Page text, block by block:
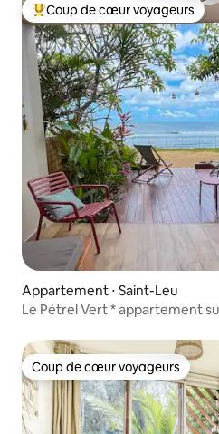
Coups de cœur voyageurs les
Coup de cœur voyageurs
Appartement ⋅ Saint-Leu
Le Pétrel Vert * appartement
Coup de cœur voyageurs
Coup de cœur voyageurs